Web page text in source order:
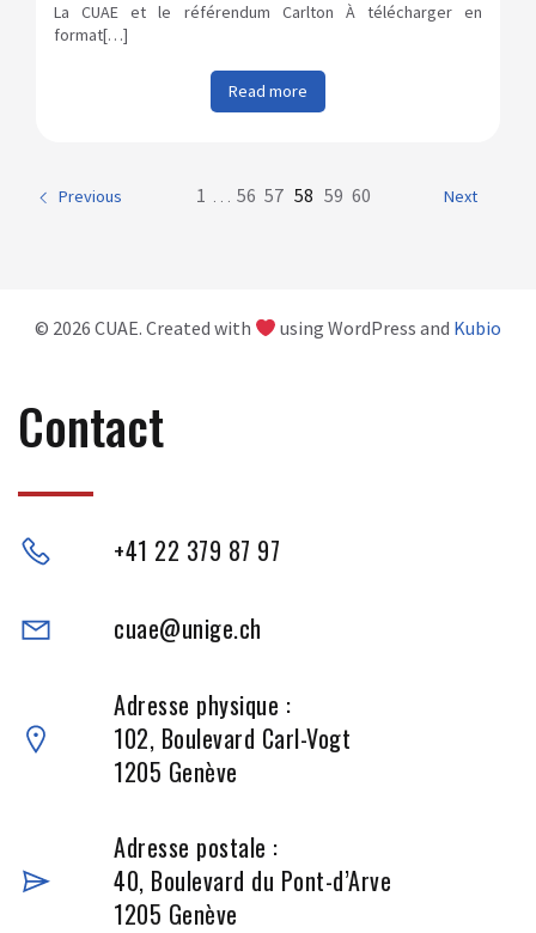
La CUAE et le référendum Carlton À télécharger en
format[…]
Read more
Previous 1 … 56 57 58 59 60 Next
© 2026 CUAE. Created with using WordPress and Kubio
Contact
+41 22 379 87 97
cuae@unige.ch
Adresse physique :
102, Boulevard Carl-Vogt
1205 Genève
Adresse postale :
40, Boulevard du Pont-d’Arve
1205 Genève